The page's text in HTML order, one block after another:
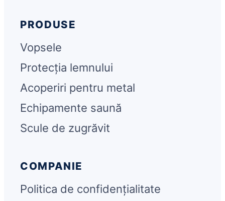
PRODUSE
Vopsele
Protecția lemnului
Acoperiri pentru metal
Echipamente saună
Scule de zugrăvit
COMPANIE
Politica de confidențialitate